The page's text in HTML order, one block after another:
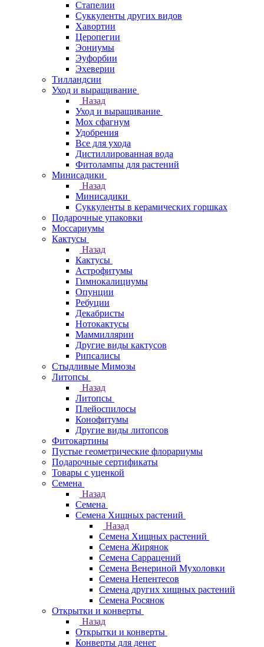
Стапелии
Суккуленты других видов
Хавортии
Церопегии
Эониумы
Эуфорбии
Эхеверии
Тилландсии
Уход и выращивание
Назад
Уход и выращивание
Мох сфагнум
Удобрения
Все для ухода
Дистиллированная вода
Фитолампы для растений
Минисадики
Назад
Минисадики
Суккуленты в керамических горшках
Подарочные упаковки
Моссариумы
Кактусы
Назад
Кактусы
Астрофитумы
Гимнокалициумы
Опунции
Ребуции
Декабристы
Нотокактусы
Маммиллярии
Другие виды кактусов
Рипсалисы
Стыдливые Мимозы
Литопсы
Назад
Литопсы
Плейоспилосы
Конофитумы
Другие виды литопсов
Фитокартины
Пустые геометрические флорариумы
Подарочные сертификаты
Товары с уценкой
Семена
Назад
Семена
Семена Хищных растений
Назад
Семена Хищных растений
Семена Жирянок
Семена Саррацений
Семена Венериной Мухоловки
Семена Непентесов
Семена других хищных растений
Семена Росянок
Открытки и конверты
Назад
Открытки и конверты
Конверты для денег